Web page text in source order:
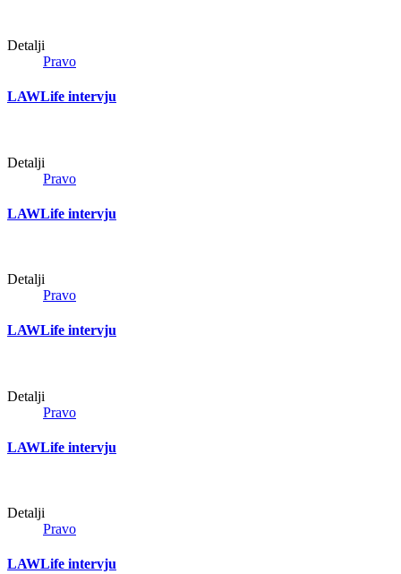
Detalji
Pravo
LAWLife intervju
Detalji
Pravo
LAWLife intervju
Detalji
Pravo
LAWLife intervju
Detalji
Pravo
LAWLife intervju
Detalji
Pravo
LAWLife intervju